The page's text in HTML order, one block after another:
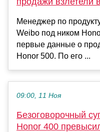
Менеджер по
Weibo под ником
первые данные о
Honor 500. По его ...
09:00, 11 Ноя
Безоговорочный
Honor 400